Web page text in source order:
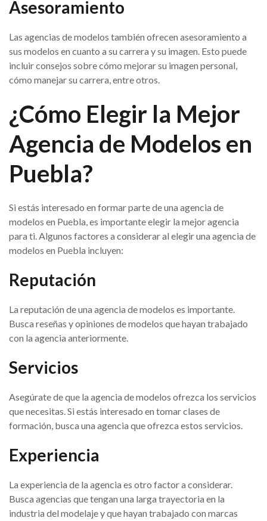
Asesoramiento
Las agencias de modelos también ofrecen asesoramiento a
sus modelos en cuanto a su carrera y su imagen. Esto puede
incluir consejos sobre cómo mejorar su imagen personal,
cómo manejar su carrera, entre otros.
¿Cómo Elegir la Mejor
Agencia de Modelos en
Puebla?
Si estás interesado en formar parte de una agencia de
modelos en Puebla, es importante elegir la mejor agencia
para ti. Algunos factores a considerar al elegir una agencia de
modelos en Puebla incluyen:
Reputación
La reputación de una agencia de modelos es importante.
Busca reseñas y opiniones de modelos que hayan trabajado
con la agencia anteriormente.
Servicios
Asegúrate de que la agencia de modelos ofrezca los servicios
que necesitas. Si estás interesado en tomar clases de
formación, busca una agencia que ofrezca estos servicios.
Experiencia
La experiencia de la agencia es otro factor a considerar.
Busca agencias que tengan una larga trayectoria en la
industria del modelaje y que hayan trabajado con marcas